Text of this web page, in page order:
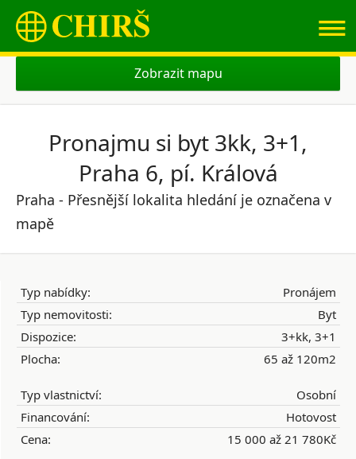
≡
Zobrazit mapu
Pronajmu si byt 3kk, 3+1,
Praha 6, pí. Králová
Praha - Přesnější lokalita hledání je označena v
mapě
Typ nabídky:
Pronájem
Typ nemovitosti:
Byt
Dispozice:
3+kk, 3+1
Plocha:
65 až 120m2
Typ vlastnictví:
Osobní
Financování:
Hotovost
Cena:
15 000 až 21 780Kč